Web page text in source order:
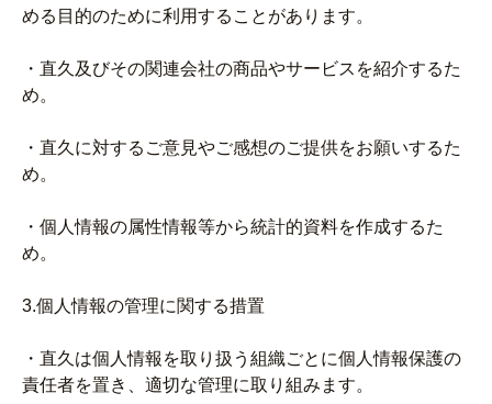
める目的のために利用することがあります。
・直久及びその関連会社の商品やサービスを紹介するた
め。
・直久に対するご意見やご感想のご提供をお願いするた
め。
・個人情報の属性情報等から統計的資料を作成するた
め。
3.個人情報の管理に関する措置
・直久は個人情報を取り扱う組織ごとに個人情報保護の
責任者を置き、適切な管理に取り組みます。